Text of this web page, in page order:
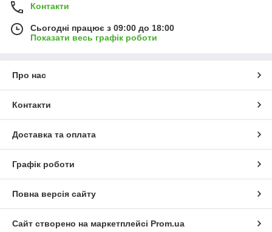
Контакти
Сьогодні працює з 09:00 до 18:00
Показати весь графік роботи
Про нас
Контакти
Доставка та оплата
Графік роботи
Повна версія сайту
Сайт створено на маркетплейсі Prom.ua